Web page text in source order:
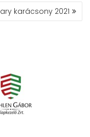
karácsony 2021